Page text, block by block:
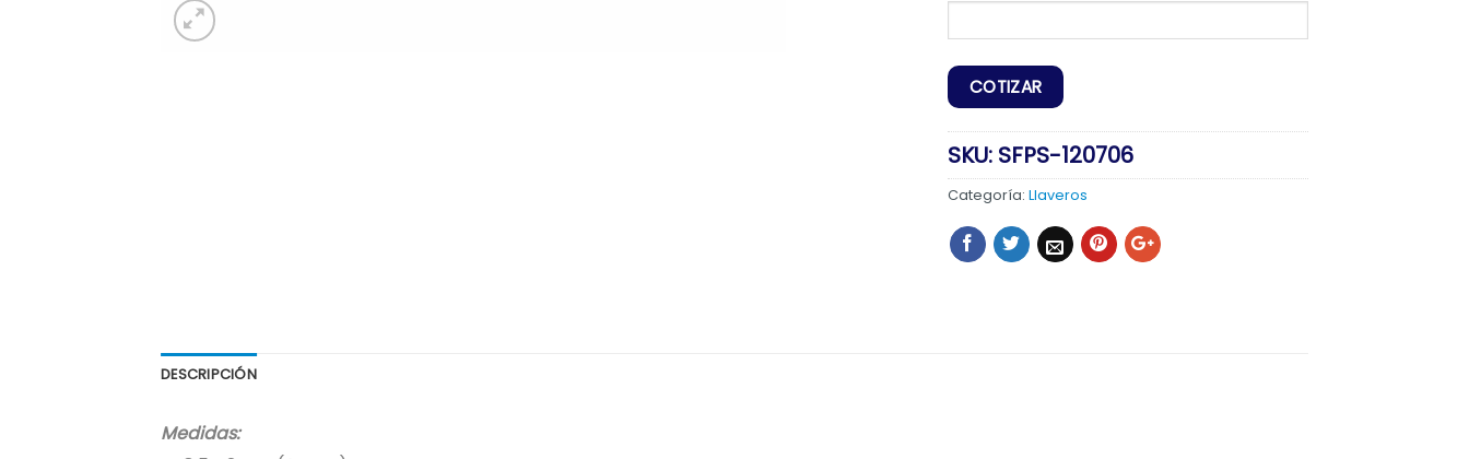
SKU: SFPS-120706
Categoría: Llaveros
DESCRIPCIÓN
Medidas: